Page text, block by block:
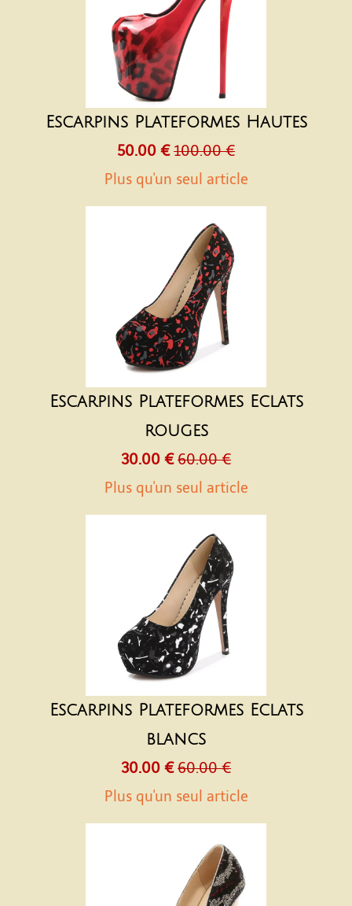
Escarpins Plateformes Hautes
50.00 € 100.00 €
Plus qu'un seul article
Escarpins Plateformes Eclats
rouges
30.00 € 60.00 €
Plus qu'un seul article
Escarpins Plateformes Eclats
blancs
30.00 € 60.00 €
Plus qu'un seul article